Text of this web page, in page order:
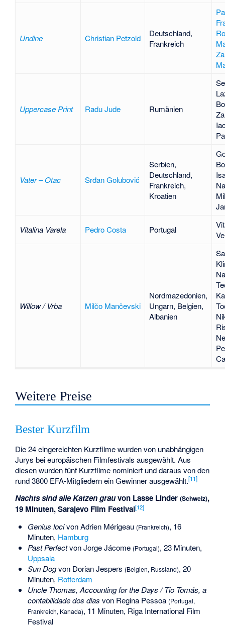
Undine Christian Petzold
Deutschland,
Frankreich
Uppercase Print Radu Jude Rumänien
Vater – Otac Srđan Golubović
Serbien,
Deutschland,
Frankreich,
Kroatien
Vitalina Varela Pedro Costa Portugal
Willow / Vrba Milčo Mančevski
Nordmazedonien,
Ungarn, Belgien,
Albanien
Weitere Preise
Bester Kurzfilm
Die 24 eingereichten Kurzfilme wurden von unabhängigen
Jurys bei europäischen Filmfestivals ausgewählt. Aus
diesen wurden fünf Kurzfilme nominiert und daraus von den
rund 3800 EFA-Mitgliedern ein Gewinner ausgewählt.[11]
Nachts sind alle Katzen grauvon Lasse Linder (Schweiz),
19 Minuten, Sarajevo Film Festival[12]
Genius locivonAdrien Mérigeau (Frankreich), 16
Minuten, Hamburg
Past PerfectvonJorge Jácome (Portugal), 23 Minuten,
Uppsala
Sun Dogvon Dorian Jespers (Belgien, Russland), 20
Minuten, Rotterdam
Uncle Thomas, Accounting for the Days / Tio Tomás, a
contabilidade dos dias von Regina Pessoa (Portugal,
Frankreich, Kanada), 11 Minuten, Riga International Film
Festival